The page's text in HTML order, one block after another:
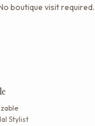
boutique visit
Stylist